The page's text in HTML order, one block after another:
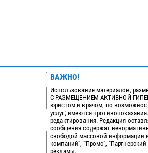
ВАЖНО!
Использование материалов,
С РАЗМЕЩЕНИЕМ АКТИВНОЙ
юристом и врачом, по
услуг; имеются
редактирования. Редакция
сообщения содержат
свободой массовой информации
компаний", "Промо",
рекламы.